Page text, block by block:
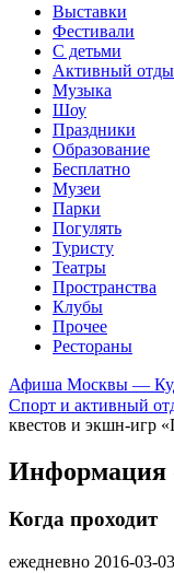
Выставки
Фестивали
С детьми
Активный
Музыка
Шоу
Праздники
Образование
Бесплатно
Музеи
Парки
Погулять
Туристу
Театры
Пространства
Клубы
Прочее
Рестораны
Афиша Москвы —
Спорт и активный
квестов и экшн-игр
Информация
Когда проходит
ежедневно 2016-03-03